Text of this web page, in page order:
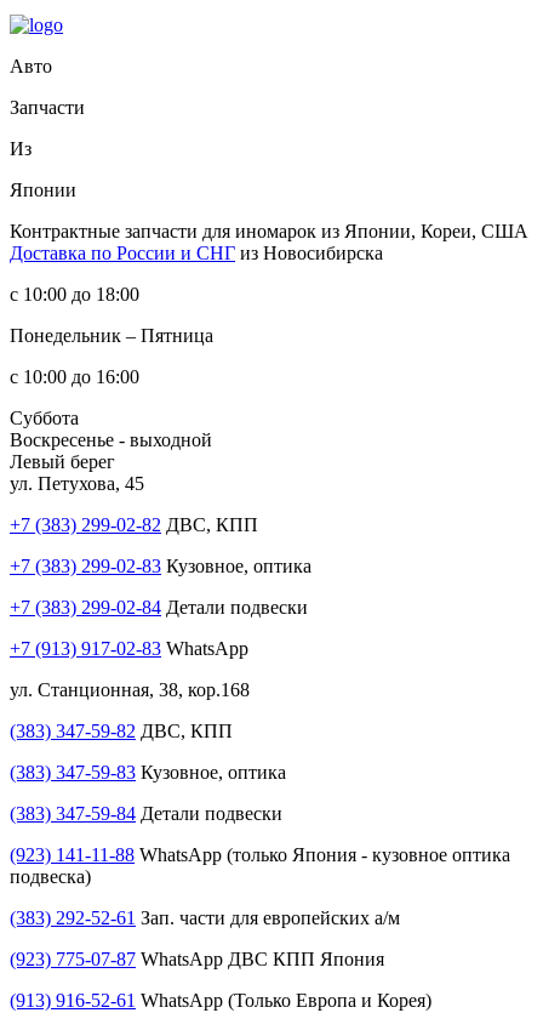
Авто
Запчасти
Из
Японии
Контрактные запчасти для иномарок из Японии, Кореи, США
Доставка по России и СНГ из Новосибирска
с 10:00 до 18:00
Понедельник – Пятница
с 10:00 до 16:00
Суббота
Воскресенье - выходной
Левый берег
ул. Петухова, 45
+7 (383) 299-02-82 ДВС, КПП
+7 (383) 299-02-83 Кузовное, оптика
+7 (383) 299-02-84 Детали подвески
+7 (913) 917-02-83 WhatsApp
ул. Станционная, 38, кор.168
(383) 347-59-82 ДВС, КПП
(383) 347-59-83 Кузовное, оптика
(383) 347-59-84 Детали подвески
(923) 141-11-88 WhatsApp (только Япония - кузовное оптика
подвеска)
(383) 292-52-61 Зап. части для европейских а/м
(923) 775-07-87 WhatsApp ДВС КПП Япония
(913) 916-52-61 WhatsApp (Только Европа и Корея)